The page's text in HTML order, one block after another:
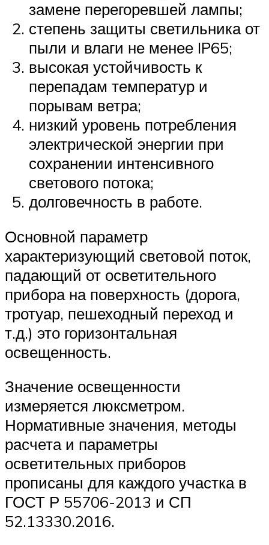
замене перегоревшей лампы;
степень защиты светильника от
пыли и влаги не менее IP65;
высокая устойчивость к
перепадам температур и
порывам ветра;
низкий уровень потребления
электрической энергии при
сохранении интенсивного
светового потока;
долговечность в работе.
Основной параметр
характеризующий световой поток,
падающий от осветительного
прибора на поверхность (дорога,
тротуар, пешеходный переход и
т.д.) это горизонтальная
освещенность.
Значение освещенности
измеряется люксметром.
Нормативные значения, методы
расчета и параметры
осветительных приборов
прописаны для каждого участка в
ГОСТ Р 55706-2013 и СП
52.13330.2016.